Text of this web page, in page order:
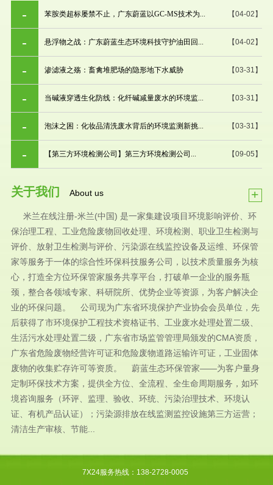
【04-02】
苯胺类超标屡禁不止，广东蔚蓝以GC-MS技术为...
【04-02】
悬浮物之战：广东蔚蓝生态环境科技守护油田回...
【03-31】
渗滤液之殇：畜禽堆肥场的隐形地下水威胁
【03-31】
当碱液穿透生化防线：化纤碱减量废水的环境监...
【03-31】
泡沫之困：化妆品清洗废水背后的环境监测新挑...
【09-05】
【第三方环境检测公司】第三方环境检测公司...
关于我们 About us +
米兰在线注册-米兰(中国) 是一家集建设项目环境影响评价、环
保治理工程、工业危险废物回收处理、环境检测、职业卫生检测与
评价、放射卫生检测与评价、污染源在线监控设备及运维、环保管
家等服务于一体的综合性环保科技服务公司，以技术质量服务为核
心，打造全方位环保管家服务共享平台，打破单一企业的服务瓶
颈，整合各领域专家、科研院所、优势企业等资源，为客户解决企
业的环保问题。 公司现为广东省环境保护产业协会会员单位，先
后获得了市环境保护工程技术资格证书、工业废水处理处置二级、
生活污水处理处置二级，广东省市场监管管理局颁发的CMA资质，
广东省危险废物经营许可证和危险废物道路运输许可证，工业固体
废物的收集贮存许可等资质。 蔚蓝生态环保管家——为客户量身
定制环保技术方案，提供全方位、全流程、全生命周期服务，如环
境咨询服务（环评、监理、验收、环统、污染治理技术、环境认
证、有机产品认证）；污染源排放在线监测监控设施第三方运营；
清洁生产审核、节能...
7X24服务热线：138-2728-0005